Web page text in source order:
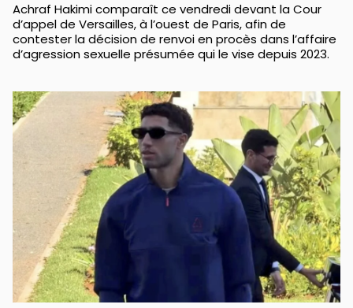
Achraf Hakimi comparaît ce vendredi devant la Cour
d’appel de Versailles, à l’ouest de Paris, afin de
contester la décision de renvoi en procès dans l’affaire
d’agression sexuelle présumée qui le vise depuis 2023.